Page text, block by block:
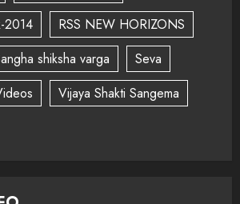
2014
RSS NEW HORIZONS
shiksha varga
Seva
Vijaya Shakti Sangema